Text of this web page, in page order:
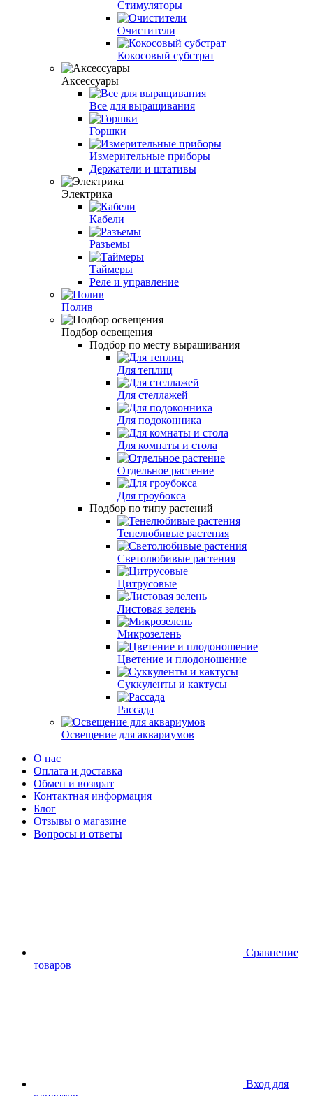
Стимуляторы
Очистители
Кокосовый субстрат
Аксессуары
Все для выращивания
Горшки
Измерительные приборы
Держатели и штативы
Электрика
Кабели
Разъемы
Таймеры
Реле и управление
Полив
Подбор освещения
Подбор по месту выращивания
Для теплиц
Для стеллажей
Для подоконника
Для комнаты и стола
Отдельное растение
Для гроубокса
Подбор по типу растений
Тенелюбивые растения
Светолюбивые растения
Цитрусовые
Листовая зелень
Микрозелень
Цветение и плодоношение
Суккуленты и кактусы
Рассада
Освещение для аквариумов
О нас
Оплата и доставка
Обмен и возврат
Контактная информация
Блог
Отзывы о магазине
Вопросы и ответы
Сравнение
товаров
Вход для